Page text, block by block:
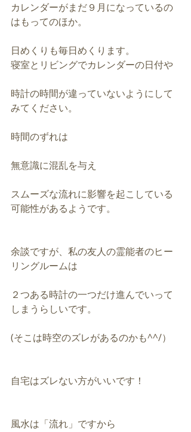
カレンダーがまだ９月になっているの
はもってのほか。
日めくりも毎日めくります。
寝室とリビングでカレンダーの日付や
時計の時間が違っていないようにして
みてください。
時間のずれは
無意識に混乱を与え
スムーズな流れに影響を起こしている
可能性があるようです。
余談ですが、私の友人の霊能者のヒー
リングルームは
２つある時計の一つだけ進んでいって
しまうらしいです。
(そこは時空のズレがあるのかも^^/）
自宅はズレない方がいいです！
風水は「流れ」ですから